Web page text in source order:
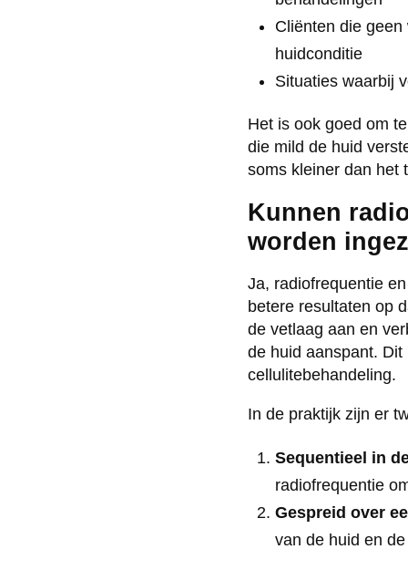
Cliënten die
huidconditie
Situaties waarbij
Het is ook goed om
die mild de huid
soms kleiner dan het
Kunnen
worden
Ja, radiofrequentie
betere resultaten op
de vetlaag aan en
de huid aanspant.
cellulitebehandeling.
In de praktijk zijn er
Sequentieel in
radiofrequentie
Gespreid over
van de huid en